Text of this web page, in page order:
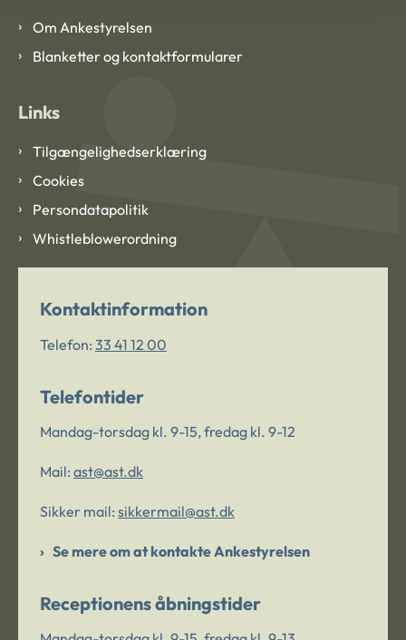
Om Ankestyrelsen
Blanketter og kontaktformularer
Links
Tilgængelighedserklæring
Cookies
Persondatapolitik
Whistleblowerordning
Kontaktinformation
Telefon: 33 41 12 00
Telefontider
Mandag-torsdag kl. 9-15, fredag kl. 9-12
Mail: ast@ast.dk
Sikker mail: sikkermail@ast.dk
Se mere om at kontakte Ankestyrelsen
Receptionens åbningstider